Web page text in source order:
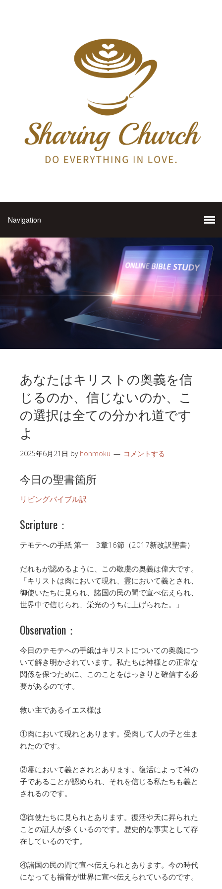
あなたはキリストの奥義を信
じるのか、信じないのか、こ
の選択は全ての分かれ道です
よ
2025年6月21日 by honmoku コメントする
今日の聖書箇所
リビングバイブル訳
Scripture：
テモテへの手紙 第一 3章16節（2017新改訳聖書）
だれもが認めるように、この敬虔の奥義は偉大です。
「キリストは肉において現れ、霊において義とされ、
御使いたちに見られ、諸国の民の間で宣べ伝えられ、
世界中で信じられ、栄光のうちに上げられた。」
Observation：
今日のテモテへの手紙はキリストについての奥義につ
いて解き明かされています。私たちは神様との正常な
関係を保つために、このことをはっきりと確信する必
要があるのです。
救い主であるイエス様は
①肉において現れとあります。受肉して人の子と生ま
れたのです。
②霊において義とされとあります。復活によって神の
子であることが認められ、それを信じる私たちも義と
されるのです。
③御使たちに見られとあります。復活や天に昇られた
ことの証人が多くいるのです。歴史的な事実として存
在しているのです。
④諸国の民の間で宣べ伝えられとあります。今の時代
になっても福音が世界に宣べ伝えられているのです。